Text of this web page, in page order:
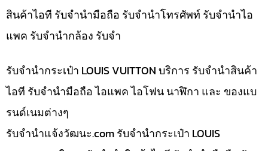
สินค้าไอที รับจำนำมือถือ รับจำนำโทรศัพท์ รับจำนำไอ
แพค รับจำนำกล้อง รับจำ
รับจำนำกระเป๋า LOUIS VUITTON บริการ รับจำนำสินค้า
ไอที รับจำนำมือถือ ไอแพค ไอโฟน นาฬิกา และ ของแบ
รนด์เนมต่างๆ
รับจํานําแจ้งวัฒนะ.com รับจำนำกระเป๋า LOUIS